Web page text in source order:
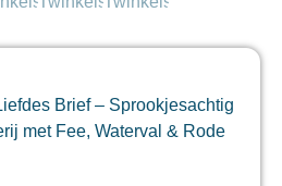
Brief – Sprookjesachtig
met Fee, Waterval & Rode